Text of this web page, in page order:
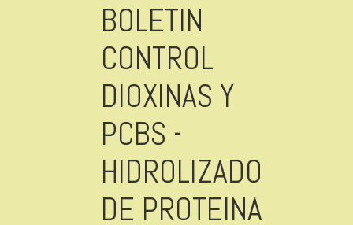
BOLETIN
CONTROL
DIOXINAS Y
PCBS -
HIDROLIZADO
DE PROTEINA